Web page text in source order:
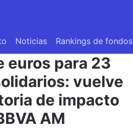
Noticias Rankings de fondos
euros para 23
vuelve
de impacto
AM